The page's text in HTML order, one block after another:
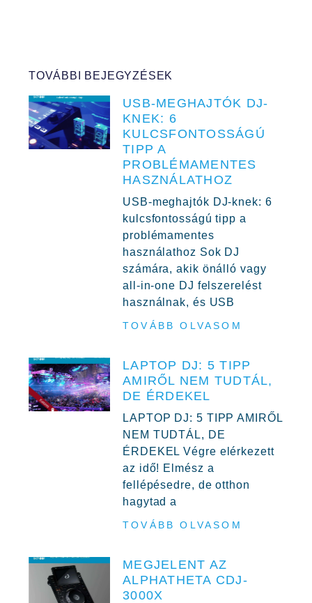
TOVÁBBI BEJEGYZÉSEK
USB-MEGHAJTÓK DJ-
KNEK: 6
KULCSFONTOSSÁGÚ
TIPP A
PROBLÉMAMENTES
HASZNÁLATHOZ
USB-meghajtók DJ-knek: 6
kulcsfontosságú tipp a
problémamentes
használathoz Sok DJ
számára, akik önálló vagy
all-in-one DJ felszerelést
használnak, és USB
TOVÁBB OLVASOM
LAPTOP DJ: 5 TIPP
AMIRŐL NEM TUDTÁL,
DE ÉRDEKEL
LAPTOP DJ: 5 TIPP AMIRŐL
NEM TUDTÁL, DE
ÉRDEKEL Végre elérkezett
az idő! Elmész a
fellépésedre, de otthon
hagytad a
TOVÁBB OLVASOM
MEGJELENT AZ
ALPHATHETA CDJ-
3000X